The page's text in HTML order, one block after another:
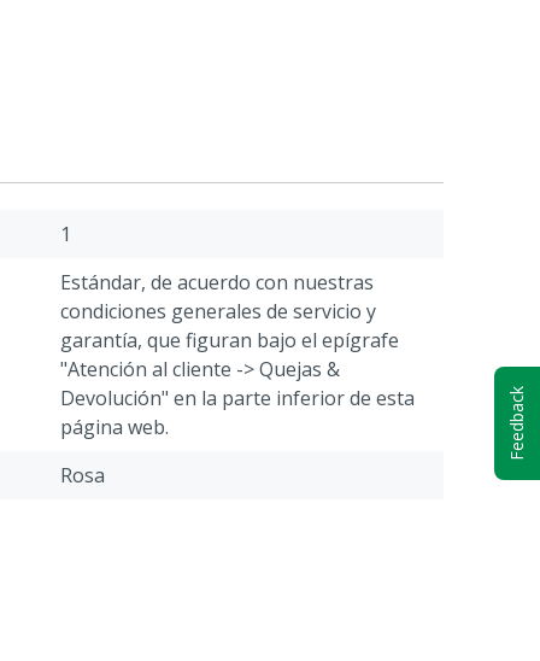
1
Estándar, de acuerdo con nuestras
condiciones generales de servicio y
garantía, que figuran bajo el epígrafe
"Atención al cliente -> Quejas &
Devolución" en la parte inferior de esta
página web.
Rosa
Feedback